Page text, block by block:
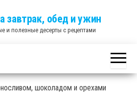
завтрак, обед и ужин
и полезные десерты с рецептами